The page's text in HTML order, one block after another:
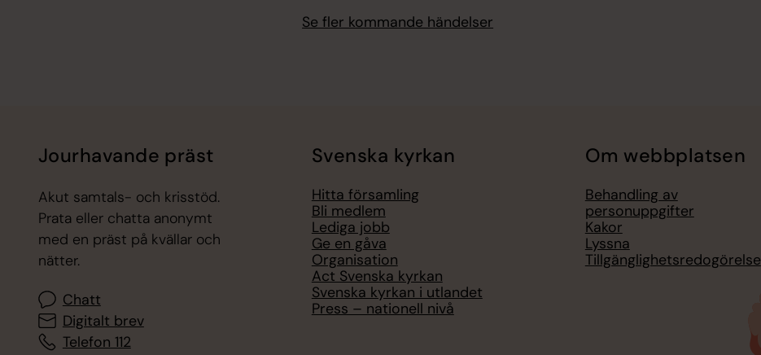
Se fler kommande händelser
Jourhavande präst
Akut samtals- och krisstöd.
Prata eller chatta anonymt
med en präst på kvällar och
nätter.
Chatt
Digitalt brev
Telefon 112
Svenska kyrkan
Hitta församling
Bli medlem
Lediga jobb
Ge en gåva
Organisation
Act Svenska kyrkan
Svenska kyrkan i utlandet
Press – nationell nivå
Om webbplatsen
Behandling av
personuppgifter
Kakor
Lyssna
Tillgänglighetsredogörelse